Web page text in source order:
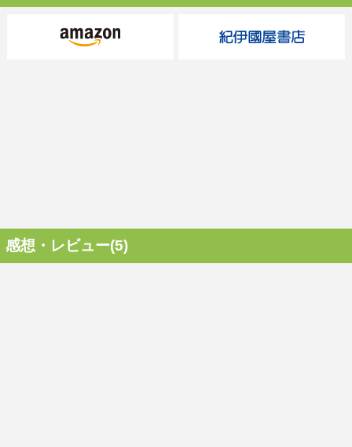
感想・レビュー(5)